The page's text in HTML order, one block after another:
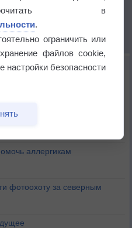
цветом отличается от
для здоровья
аллергикам
фотоохоту за северным
в
.
ограничить или
файлов cookie,
настройки безопасности